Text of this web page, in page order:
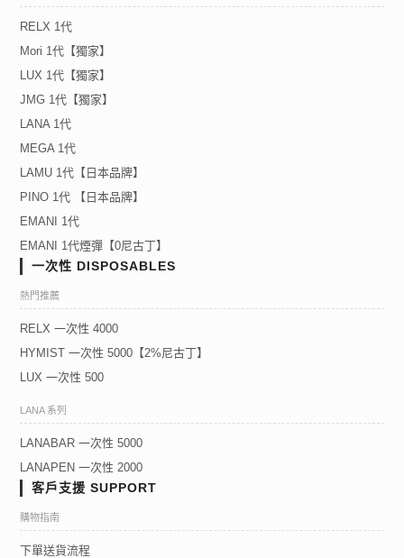
RELX 1代
Mori 1代【獨家】
LUX 1代【獨家】
JMG 1代【獨家】
LANA 1代
MEGA 1代
LAMU 1代【日本品牌】
PINO 1代 【日本品牌】
EMANI 1代
EMANI 1代煙彈【0尼古丁】
一次性 DISPOSABLES
熱門推薦
RELX 一次性 4000
HYMIST 一次性 5000【2%尼古丁】
LUX 一次性 500
LANA 系列
LANABAR 一次性 5000
LANAPEN 一次性 2000
客戶支援 SUPPORT
購物指南
下單送貨流程